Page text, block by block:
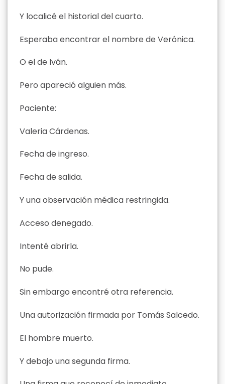
Y localicé el historial del cuarto.
Esperaba encontrar el nombre de Verónica.
O el de Iván.
Pero apareció alguien más.
Paciente:
Valeria Cárdenas.
Fecha de ingreso.
Fecha de salida.
Y una observación médica restringida.
Acceso denegado.
Intenté abrirla.
No pude.
Sin embargo encontré otra referencia.
Una autorización firmada por Tomás Salcedo.
El hombre muerto.
Y debajo una segunda firma.